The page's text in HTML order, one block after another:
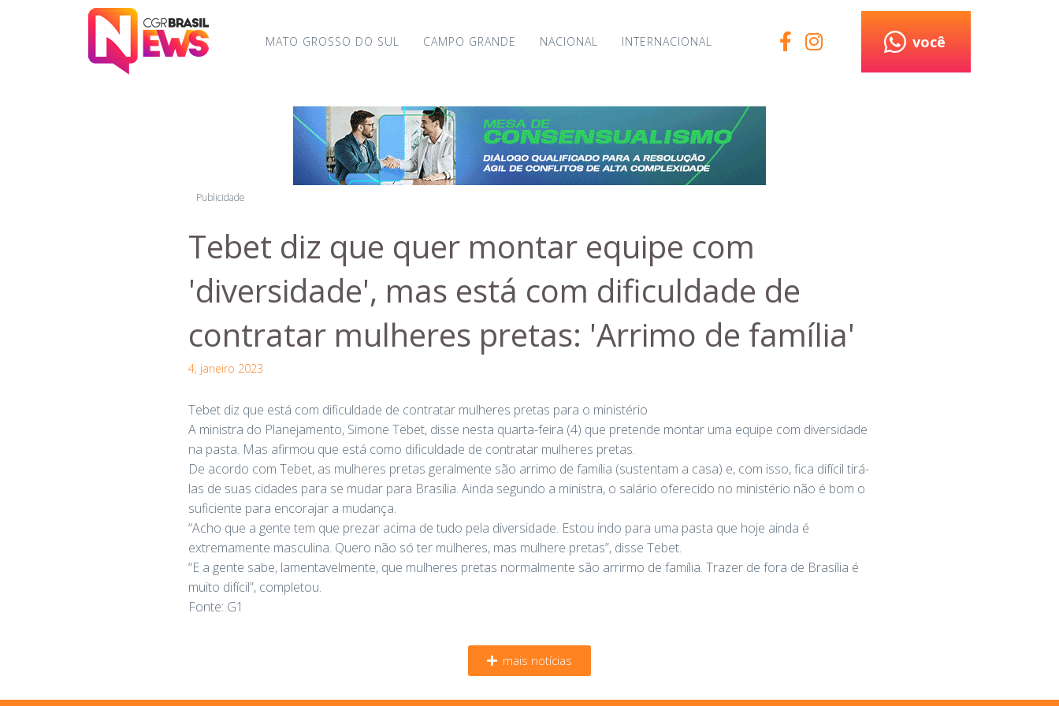
MATO GROSSO DO SUL CAMPO GRANDE NACIONAL INTERNACIONAL você
Publicidade
Tebet diz que quer montar equipe com
'diversidade', mas está com dificuldade de
contratar mulheres pretas: 'Arrimo de família'
4, janeiro 2023
Tebet diz que está com dificuldade de contratar mulheres pretas para o ministério
A ministra do Planejamento, Simone Tebet, disse nesta quarta-feira (4) que pretende montar uma equipe com diversidade
na pasta. Mas afirmou que está como dificuldade de contratar mulheres pretas.
De acordo com Tebet, as mulheres pretas geralmente são arrimo de família (sustentam a casa) e, com isso, fica difícil tirá-
las de suas cidades para se mudar para Brasília. Ainda segundo a ministra, o salário oferecido no ministério não é bom o
suficiente para encorajar a mudança.
“Acho que a gente tem que prezar acima de tudo pela diversidade. Estou indo para uma pasta que hoje ainda é
extremamente masculina. Quero não só ter mulheres, mas mulhere pretas”, disse Tebet.
“E a gente sabe, lamentavelmente, que mulheres pretas normalmente são arrirmo de família. Trazer de fora de Brasília é
muito difícil”, completou.
Fonte: G1
mais notícias